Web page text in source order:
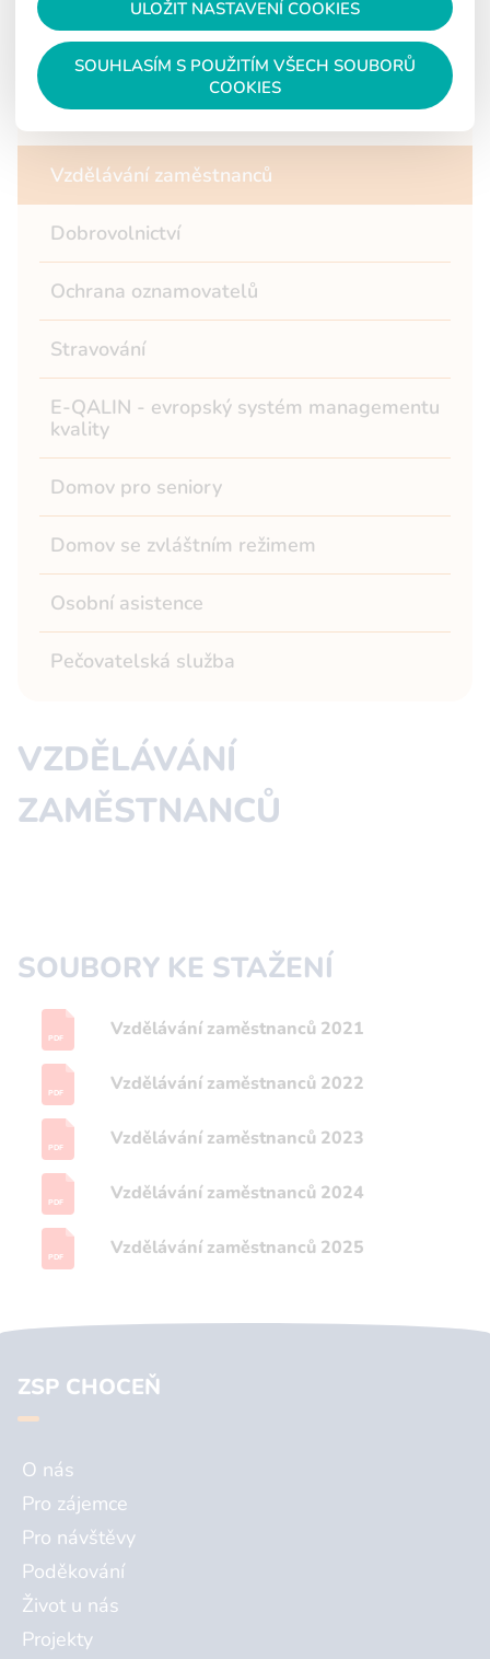
VZDĚLÁVÁNÍ
ZAMĚSTNANCŮ
SOUBORY KE STAŽENÍ
PDF Vzdělávání zaměstnanců 2021
PDF Vzdělávání zaměstnanců 2022
PDF Vzdělávání zaměstnanců 2023
PDF Vzdělávání zaměstnanců 2024
PDF Vzdělávání zaměstnanců 2025
GDPR
Výroční zprávy
Vzdělávání zaměstnanců
Dobrovolnictví
Ochrana oznamovatelů
Stravování
E-QALIN - evropský systém managementu
kvality
Domov pro seniory
Domov se zvláštním režimem
Osobní asistence
Pečovatelská služba
ZSP CHOCEŇ
O nás
Pro zájemce
Pro návštěvy
Poděkování
Život u nás
Projekty
ULOŽIT NASTAVENÍ COOKIES
SOUHLASÍM S POUŽITÍM VŠECH SOUBORŮ
COOKIES